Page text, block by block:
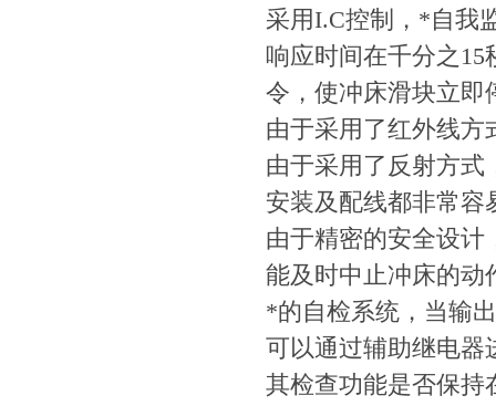
采用I.C控制，*自我
响应时间在千分之
令，使冲床滑块立即
由于采用了红外线方
由于采用了反射方式
安装及配线都非常容
由于精密的安全设计
能及时中止冲床的动
*的自检系统，当输
可以通过辅助继电器
其检查功能是否保持